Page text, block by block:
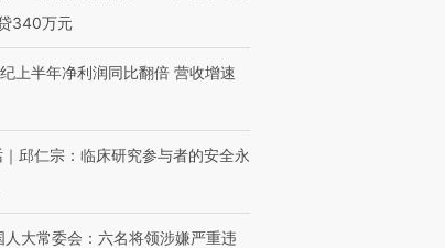
340万元
上半年净利润同比翻倍 营收增速
｜邱仁宗：临床研究参与者的安全永
人大常委会：六名将领涉嫌严重违